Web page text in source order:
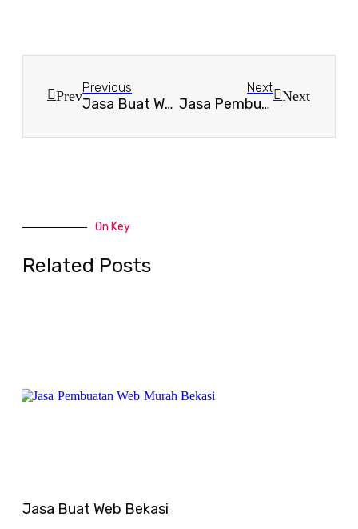
Prev
Previous
Jasa Buat Website Murah di Bekasi
Next
Jasa Pembuatan Website Murah Next
On Key
Related Posts
Jasa Buat Web Bekasi